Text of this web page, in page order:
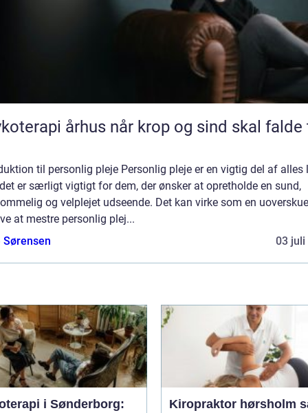
århus når krop og sind skal falde til
til personlig pleje Personlig pleje er en vigtig del af alles
er særligt vigtigt for dem, der ønsker at opretholde en sund,
og velplejet udseende. Det kan virke som en
at mestre personlig plej...
Sørensen
03 juli
i Sønderborg: Kiropraktor hørsholm sådan